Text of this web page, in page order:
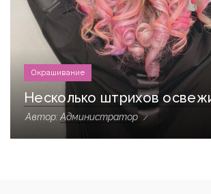
Окрашивание
Несколько штрихов
Автор:Администратор